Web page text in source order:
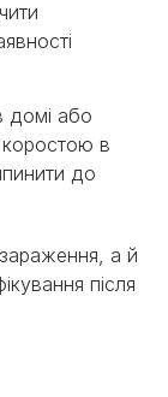
домі або
в
до
а й
після